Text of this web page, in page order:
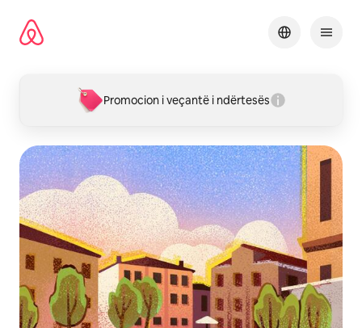
përmbajtja
Promocion i veçantë i ndërtesës